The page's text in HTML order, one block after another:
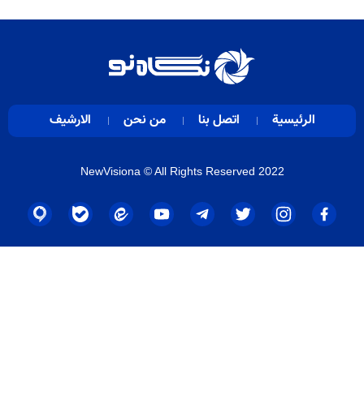
الرئيسية اتصل بنا من نحن الارشيف
NewVisiona © All Rights Reserved 2022